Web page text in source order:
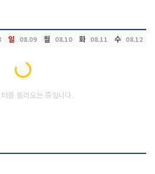
일 08.09 월 08.10 화 08.11 수 08.12
Loading...
를 불러오는 중입니다.